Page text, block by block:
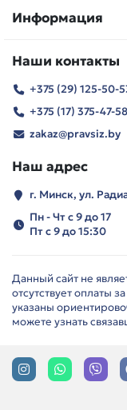
Информация
Наши контакты
+375 (29) 125-50-
+375 (17) 375-47-58
zakaz@pravsiz.by
Наш адрес
г. Минск, ул.
Пн - Чт с 9 до 17
Пт с 9 до 15:30
Данный сайт не
отсутствует оплаты
указаны
можете узнать